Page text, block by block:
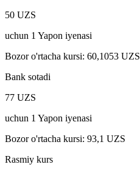
50 UZS
uchun 1 Yapon iyenasi
Bozor o'rtacha kursi: 60,1053 UZS
Bank sotadi
77 UZS
uchun 1 Yapon iyenasi
Bozor o'rtacha kursi: 93,1 UZS
Rasmiy kurs